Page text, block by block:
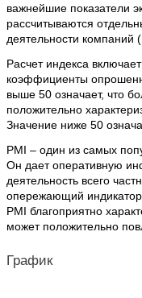
важнейшие показатели
рассчитываются
деятельности компаний
Расчет индекса
коэффициенты
выше 50 означает, что
положительно
Значение ниже 50
PMI – один из самых
Он дает оперативную
деятельность всего
опережающий
PMI благоприятно
может положительно
График